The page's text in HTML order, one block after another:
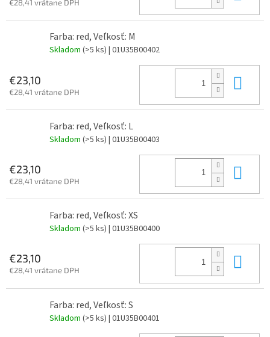
€28,41 vrátane DPH
Farba: red, Veľkosť: M
Skladom (>5 ks) | 01U35B00402
€23,10
€28,41 vrátane DPH
Farba: red, Veľkosť: L
Skladom (>5 ks) | 01U35B00403
€23,10
€28,41 vrátane DPH
Farba: red, Veľkosť: XS
Skladom (>5 ks) | 01U35B00400
€23,10
€28,41 vrátane DPH
Farba: red, Veľkosť: S
Skladom (>5 ks) | 01U35B00401